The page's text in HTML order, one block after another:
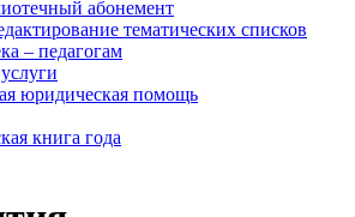
абонемент
тематических списков
– педагогам
юридическая помощь
книга года